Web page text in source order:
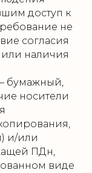
доступ к
не
согласия
наличия
– бумажный,
носители
и/или
ПДн,
виде